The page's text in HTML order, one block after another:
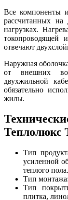
Все компоненты
рассчитанных
нагрузках.
токопроводящей
отвечают
Наружная
от внешних
двухжильной
обязательно
жилы.
Тип
усиленной
теплого пола.
Тип
Тип
плитка,